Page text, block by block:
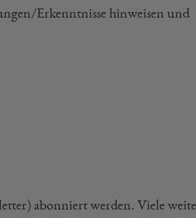
Erkenntnisse hinweisen und
abonniert werden. Viele